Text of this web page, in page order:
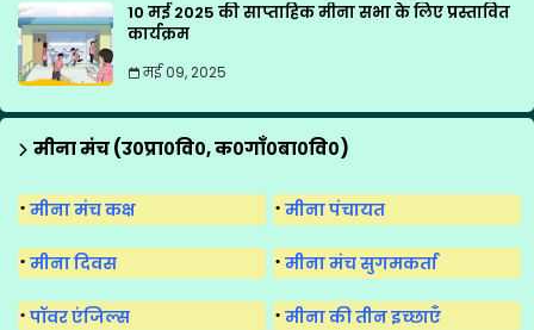
10 मई 2025 की साप्ताहिक मीना सभा के लिए प्रस्तावित
कार्यक्रम
मई 09, 2025
मीना मंच (उ०प्रा०वि०, क०गाँ०बा०वि०)
मीना मंच कक्ष मीना पंचायत
मीना दिवस मीना मंच सुगमकर्ता
पॉवर एंजिल्स मीना की तीन इच्छाएँ